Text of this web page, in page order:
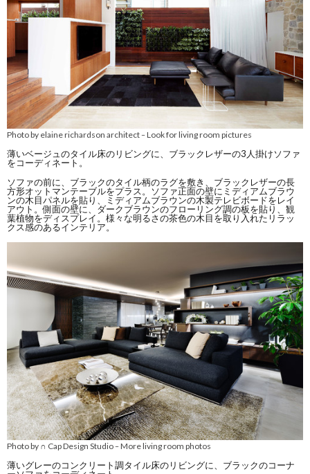
Photo by elaine richardson architect–Look for living room pictures
薄いベージュのタイル床のリビングに、ブラックレザーの3人掛けソファ
をコーディネート。
ソファの前に、ブラックのタイル柄のラグを敷き、ブラックレザーの長
方形オットマンテーブルをプラス。ソファ正面の壁にミディアムブラウ
ンの木目パネルを貼り、ミディアムブラウンの木製テレビボードをレイ
アウト。側面の壁に、ダークブラウンのフローリング調の板を貼り、観
葉植物をディスプレイ。様々な明るさの茶色の木目を取り入れたリラッ
クス感のあるインテリア。
Photo by ∩ Cap Design Studio–More living room photos
薄いグレーのコンクリート調タイル床のリビングに、ブラックのコーナ